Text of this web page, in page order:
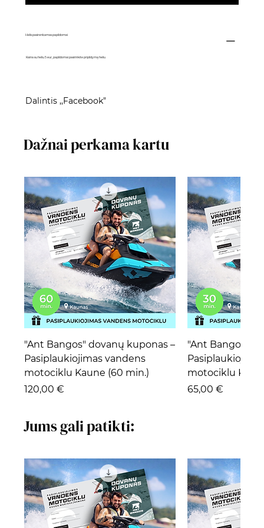
Helis pasirenkamas papildomai
Kaina su heliu 5 eur, papildomai pasirinkite pripildymą heliu
Dalintis ,,Facebook"
Dažnai perkama kartu
"Ant Bangos" dovanų kuponas –
Pasiplaukiojimas vandens
motociklu Kaune (60 min.)
Kaina
120,00 €
"Ant Bangos"
motociklu
Kaina
65,00 €
Jums gali patikti: